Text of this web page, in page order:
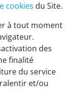
cookies du Site.
à tout moment
des
finalité
du service
et/ou